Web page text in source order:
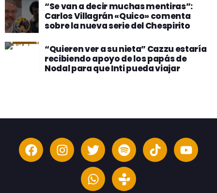
“Se van a decir muchas mentiras”:
Carlos Villagrán «Quico» comenta
sobre la nueva serie del Chespirito
“Quieren ver a su nieta” Cazzu estaría
recibiendo apoyo de los papás de
Nodal para que Inti pueda viajar